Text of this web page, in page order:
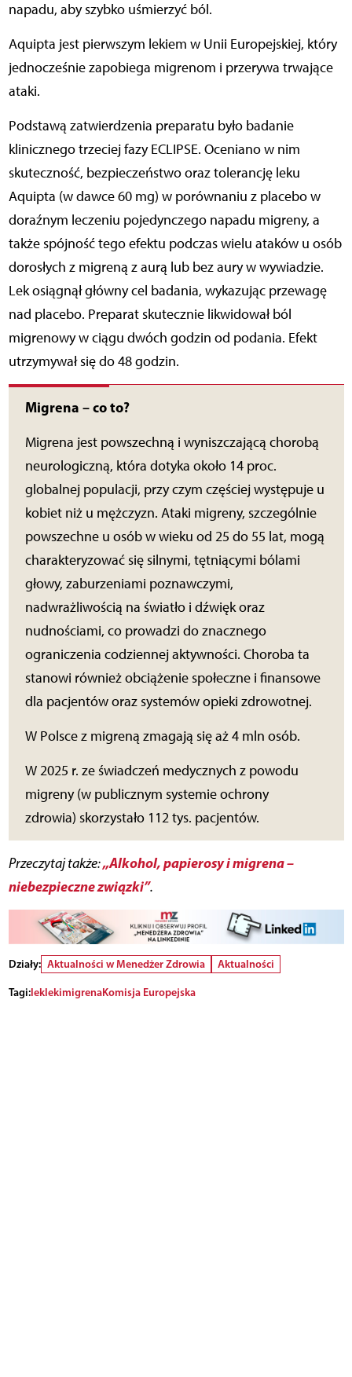
napadu, aby szybko uśmierzyć ból.
Aquipta jest pierwszym lekiem w Unii Europejskiej, który
jednocześnie zapobiega migrenom i przerywa trwające
ataki.
Podstawą zatwierdzenia preparatu było badanie
klinicznego trzeciej fazy ECLIPSE. Oceniano w nim
skuteczność, bezpieczeństwo oraz tolerancję leku
Aquipta (w dawce 60 mg) w porównaniu z placebo w
doraźnym leczeniu pojedynczego napadu migreny, a
także spójność tego efektu podczas wielu ataków u osób
dorosłych z migreną z aurą lub bez aury w wywiadzie.
Lek osiągnął główny cel badania, wykazując przewagę
nad placebo. Preparat skutecznie likwidował ból
migrenowy w ciągu dwóch godzin od podania. Efekt
utrzymywał się do 48 godzin.
Migrena – co to?
Migrena jest powszechną i wyniszczającą chorobą
neurologiczną, która dotyka około 14 proc.
globalnej populacji, przy czym częściej występuje u
kobiet niż u mężczyzn. Ataki migreny, szczególnie
powszechne u osób w wieku od 25 do 55 lat, mogą
charakteryzować się silnymi, tętniącymi bólami
głowy, zaburzeniami poznawczymi,
nadwrażliwością na światło i dźwięk oraz
nudnościami, co prowadzi do znacznego
ograniczenia codziennej aktywności. Choroba ta
stanowi również obciążenie społeczne i finansowe
dla pacjentów oraz systemów opieki zdrowotnej.
W Polsce z migreną zmagają się aż 4 mln osób.
W 2025 r. ze świadczeń medycznych z powodu
migreny (w publicznym systemie ochrony
zdrowia) skorzystało 112 tys. pacjentów.
Przeczytaj także:„Alkohol, papierosy i migrena –
niebezpieczne związki”.
Działy: Aktualności w Menedżer Zdrowia
Aktualności
Tagi:leklekimigrenaKomisja Europejska